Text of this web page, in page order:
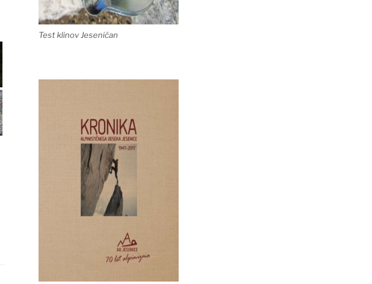
Test klinov Jeseničan